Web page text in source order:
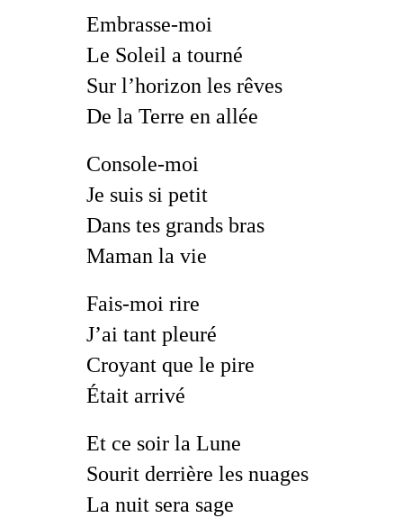
Embrasse-moi
Le Soleil a tourné
Sur l’horizon les rêves
De la Terre en allée
Console-moi
Je suis si petit
Dans tes grands bras
Maman la vie
Fais-moi rire
J’ai tant pleuré
Croyant que le pire
Était arrivé
Et ce soir la Lune
Sourit derrière les nuages
La nuit sera sage